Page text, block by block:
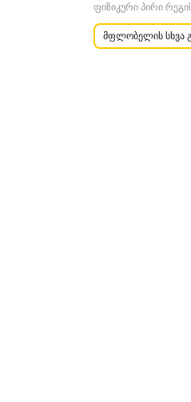
ფიზიკური პირი
მფლობელის სხვა